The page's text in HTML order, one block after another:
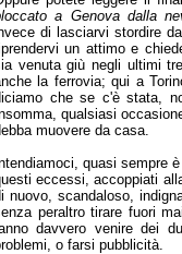
a Genova dalla
di lasciarvi stordire
un attimo e
venuta giù negli ultimi
la ferrovia; qui a
che se c'è stata,
qualsiasi
muovere da casa.
quasi sempre
eccessi, accoppiati
nuovo, scandaloso,
peraltro tirare fuori
davvero venire dei
o farsi pubblicità.